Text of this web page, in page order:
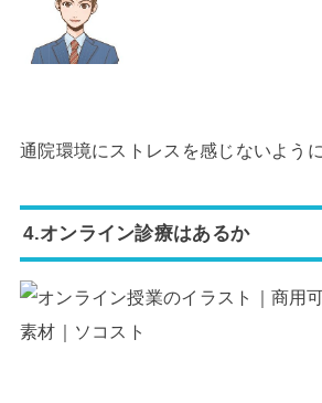
通院環境にストレスを感じないよう
4.オンライン診療はあるか